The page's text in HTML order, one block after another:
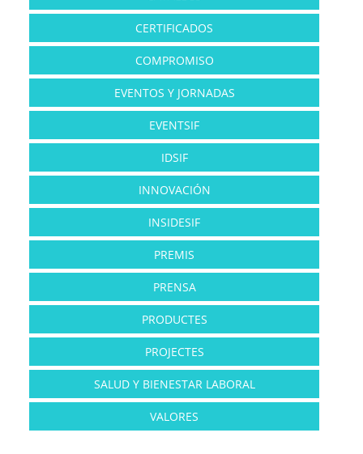
CERTIFICADOS
COMPROMISO
EVENTOS Y JORNADAS
EVENTSIF
IDSIF
INNOVACIÓN
INSIDESIF
PREMIS
PRENSA
PRODUCTES
PROJECTES
SALUD Y BIENESTAR LABORAL
VALORES